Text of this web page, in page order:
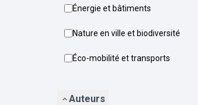
Énergie et bâtiments
Nature en ville et biodiversité
Éco-mobilité et transports
Auteurs